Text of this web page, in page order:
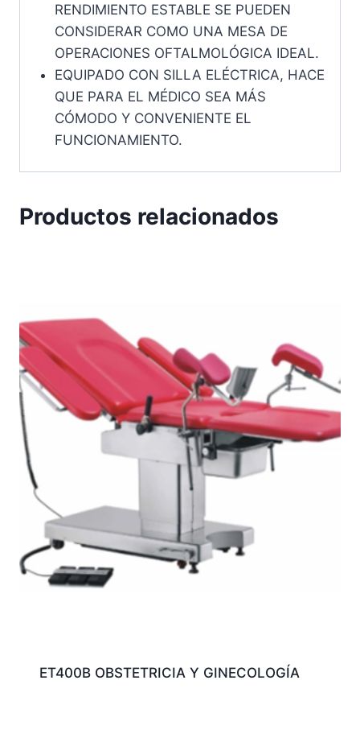
RENDIMIENTO ESTABLE SE PUEDEN
CONSIDERAR COMO UNA MESA DE
OPERACIONES OFTALMOLÓGICA IDEAL.
EQUIPADO CON SILLA ELÉCTRICA, HACE
QUE PARA EL MÉDICO SEA MÁS
CÓMODO Y CONVENIENTE EL
FUNCIONAMIENTO.
Productos relacionados
ET400B OBSTETRICIA Y GINECOLOGÍA